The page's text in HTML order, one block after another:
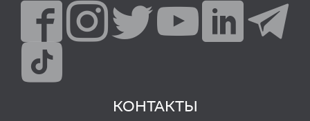
КОНТАКТЫ